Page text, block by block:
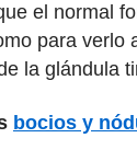
el normal
para verlo
la glándula
bocios y